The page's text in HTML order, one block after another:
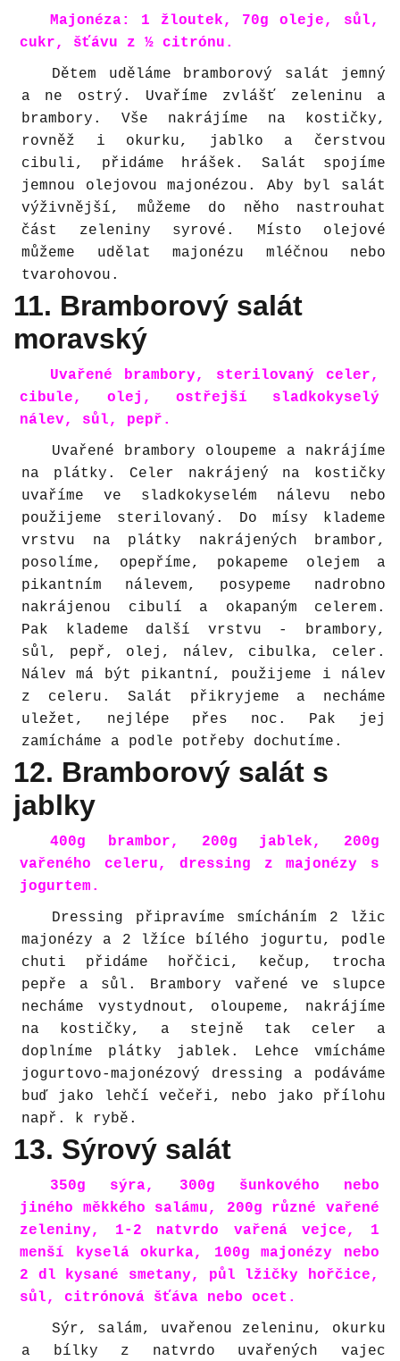
Majonéza: 1 žloutek, 70g oleje, sůl,
cukr, šťávu z ½ citrónu.
Dětem uděláme bramborový salát jemný
a ne ostrý. Uvaříme zvlášť zeleninu a
brambory. Vše nakrájíme na kostičky,
rovněž i okurku, jablko a čerstvou
cibuli, přidáme hrášek. Salát spojíme
jemnou olejovou majonézou. Aby byl salát
výživnější, můžeme do něho nastrouhat
část zeleniny syrové. Místo olejové
můžeme udělat majonézu mléčnou nebo
tvarohovou.
11. Bramborový salát
moravský
Uvařené brambory, sterilovaný celer,
cibule, olej, ostřejší sladkokyselý
nálev, sůl, pepř.
Uvařené brambory oloupeme a nakrájíme
na plátky. Celer nakrájený na kostičky
uvaříme ve sladkokyselém nálevu nebo
použijeme sterilovaný. Do mísy klademe
vrstvu na plátky nakrájených brambor,
posolíme, opepříme, pokapeme olejem a
pikantním nálevem, posypeme nadrobno
nakrájenou cibulí a okapaným celerem.
Pak klademe další vrstvu - brambory,
sůl, pepř, olej, nálev, cibulka, celer.
Nálev má být pikantní, použijeme i nálev
z celeru. Salát přikryjeme a necháme
uležet, nejlépe přes noc. Pak jej
zamícháme a podle potřeby dochutíme.
12. Bramborový salát s
jablky
400g brambor, 200g jablek, 200g
vařeného celeru, dressing z majonézy s
jogurtem.
Dressing připravíme smícháním 2 lžic
majonézy a 2 lžíce bílého jogurtu, podle
chuti přidáme hořčici, kečup, trocha
pepře a sůl. Brambory vařené ve slupce
necháme vystydnout, oloupeme, nakrájíme
na kostičky, a stejně tak celer a
doplníme plátky jablek. Lehce vmícháme
jogurtovo-majonézový dressing a podáváme
buď jako lehčí večeři, nebo jako přílohu
např. k rybě.
13. Sýrový salát
350g sýra, 300g šunkového nebo
jiného měkkého salámu, 200g různé vařené
zeleniny, 1-2 natvrdo vařená vejce, 1
menší kyselá okurka, 100g majonézy nebo
2 dl kysané smetany, půl lžičky hořčice,
sůl, citrónová šťáva nebo ocet.
Sýr, salám, uvařenou zeleninu, okurku
a bílky z natvrdo uvařených vajec